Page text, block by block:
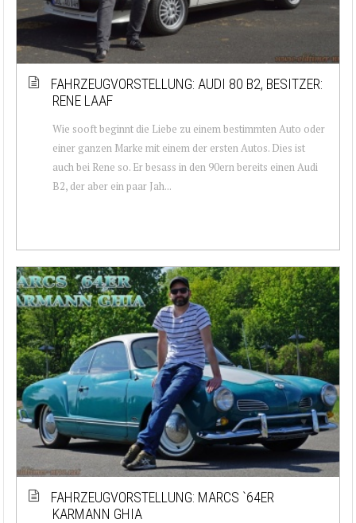
FAHRZEUGVORSTELLUNG: AUDI 80 B2, BESITZER:
RENE LAAF
Wie sooft beginnt die Liebe zu einem bestimmten Auto oder
einer ganzen Marke mit einem der ersten Autos. Dies ist
auch bei Rene so. Er besass in den 90ern bereits einen Audi
B2, der aber ein paar Jah...
FAHRZEUGVORSTELLUNG: MARCS `64ER
KARMANN GHIA